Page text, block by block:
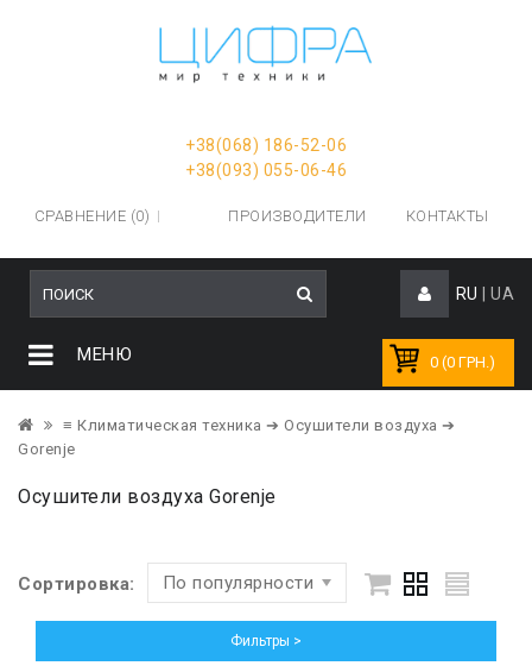
+38(068) 186-52-06
+38(093) 055-06-46
СРАВНЕНИЕ (0) ПРОИЗВОДИТЕЛИ КОНТАКТЫ
RU UA
0 (0 ГРН.)
МЕНЮ
≡ Климатическая техника ➔ Осушители воздуха ➔
Gorenje
Осушители воздуха Gorenje
Сортировка: По популярности
Фильтры >